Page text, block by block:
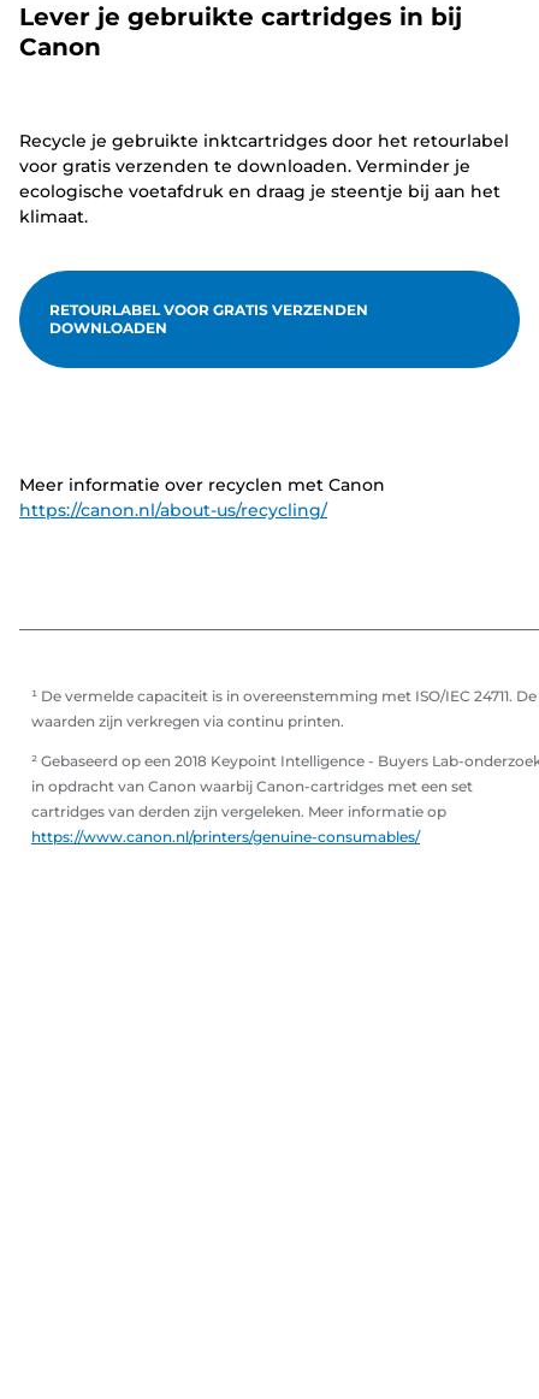
Lever je gebruikte cartridges in bij
Canon
Recycle je gebruikte inktcartridges door het retourlabel
voor gratis verzenden te downloaden. Verminder je
ecologische voetafdruk en draag je steentje bij aan het
klimaat.
RETOURLABEL VOOR GRATIS VERZENDEN
DOWNLOADEN
Meer informatie over recyclen met Canon
https://canon.nl/about-us/recycling/
¹ De vermelde capaciteit is in overeenstemming met ISO/IEC 24711. De
waarden zijn verkregen via continu printen.
² Gebaseerd op een 2018 Keypoint Intelligence - Buyers Lab-
in opdracht van Canon waarbij Canon-cartridges met een set
cartridges van derden zijn vergeleken. Meer informatie op
https://www.canon.nl/printers/genuine-consumables/